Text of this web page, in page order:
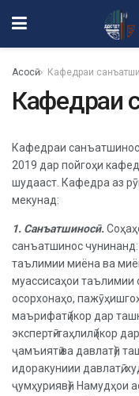
Асосӣ Кафедраи
Кафедраи
Кафедраи
2019 дар пойгоҳи
шудааст. Кафедра аз
мекунад:
1. Санъатшиносӣ.
санъатшинос чунинанд:
таълимии миёна ва
муассисаҳои таълимии
осорхонаҳо,
маърифатӣ (кор дар
экспертӣ-таҳлилӣ (кор
ҷамъиятӣ ва давлатӣ);
идоракуниии давлатӣ,
ҷумҳуриявӣ). Намудҳои